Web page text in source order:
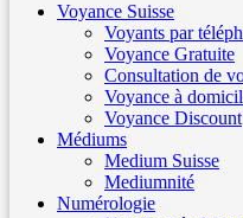
Voyance Suisse
Voyants par
Voyance Gratuite
Consultation de
Voyance à
Voyance Discount
Médiums
Medium Suisse
Mediumnité
Numérologie